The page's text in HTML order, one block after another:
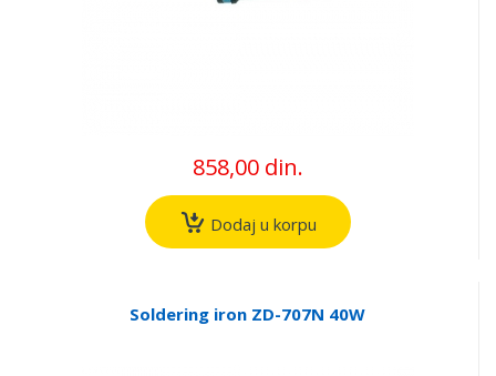
858,00 din.
Dodaj u korpu
Soldering iron ZD-707N 40W